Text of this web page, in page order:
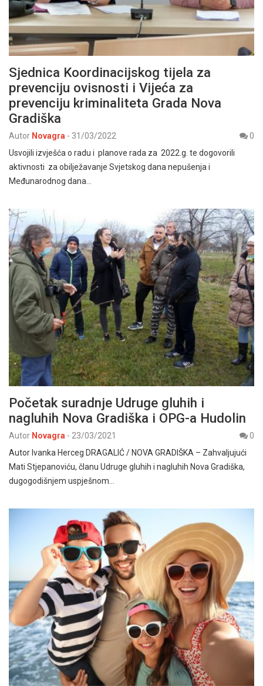
Sjednica Koordinacijskog tijela za
prevenciju ovisnosti i Vijeća za
prevenciju kriminaliteta Grada Nova
Gradiška
Autor Novagra - 31/03/2022
0
Usvojili izvješća o radu i planove rada za 2022.g. te dogovorili
aktivnosti za obilježavanje Svjetskog dana nepušenja i
Međunarodnog dana…
Početak suradnje Udruge gluhih i
nagluhih Nova Gradiška i OPG-a Hudolin
Autor Novagra - 23/03/2021
0
Autor Ivanka Herceg DRAGALIĆ / NOVA GRADIŠKA – Zahvaljujući
Mati Stjepanoviću, članu Udruge gluhih i nagluhih Nova Gradiška,
dugogodišnjem uspješnom…